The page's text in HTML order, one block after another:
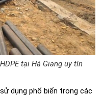
tại Hà Giang uy tín
dụng phổ biến trong các